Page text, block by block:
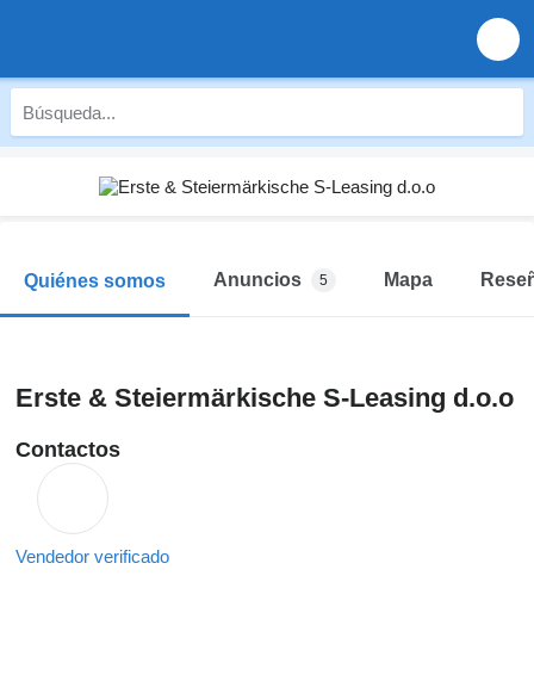
Quiénes somos Anuncios 5 Mapa
Erste & Steiermärkische S-Leasing d.o.o
Contactos
Vendedor verificado